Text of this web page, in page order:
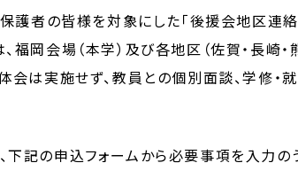
者の皆様を対象にした「後援会地区連絡
岡会場（本学）及び各地区（佐賀・長崎・
会は実施せず、教員との個別面談、学修
記の申込フォームから必要事項を入力の